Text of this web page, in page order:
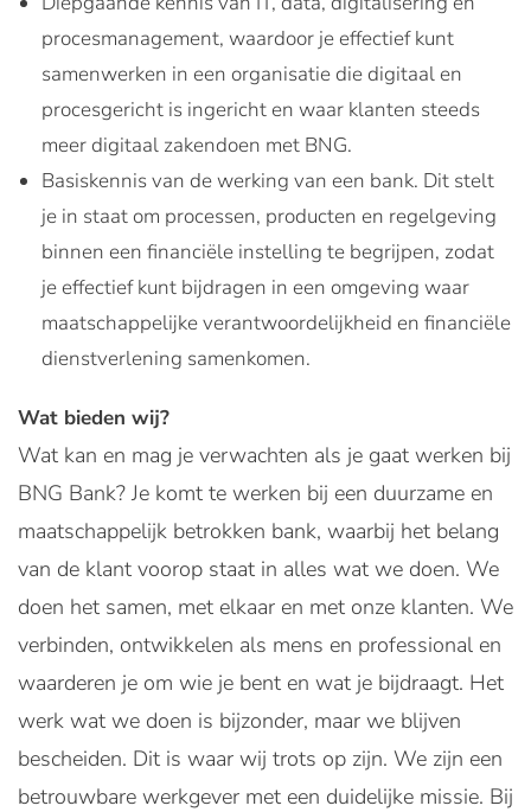
procesmanagement, waardoor je effectief kunt
samenwerken in een organisatie die digitaal en
procesgericht is ingericht en waar klanten steeds
meer digitaal zakendoen met BNG.
Basiskennis van de werking van een bank. Dit stelt
je in staat om processen, producten en regelgeving
binnen een financiële instelling te begrijpen, zodat
je effectief kunt bijdragen in een omgeving waar
maatschappelijke verantwoordelijkheid en financiële
dienstverlening samenkomen.
Wat bieden wij?
Wat kan en mag je verwachten als je gaat werken bij
BNG Bank? Je komt te werken bij een duurzame en
maatschappelijk betrokken bank, waarbij het belang
van de klant voorop staat in alles wat we doen. We
doen het samen, met elkaar en met onze klanten. We
verbinden, ontwikkelen als mens en professional en
waarderen je om wie je bent en wat je bijdraagt. Het
werk wat we doen is bijzonder, maar we blijven
bescheiden. Dit is waar wij trots op zijn. We zijn een
betrouwbare werkgever met een duidelijke missie. Bij